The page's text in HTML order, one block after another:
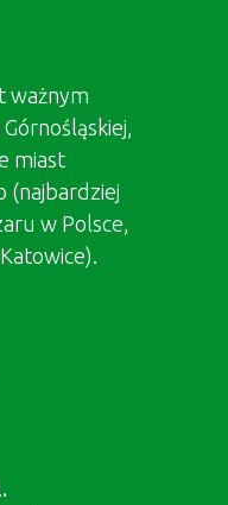
ważnym
miast
(najbardziej
w Polsce,